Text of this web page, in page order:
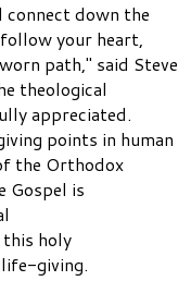
down the
your heart,
path," said Steve
theological
appreciated.
points in human
the Orthodox
Gospel is
holy
giving.